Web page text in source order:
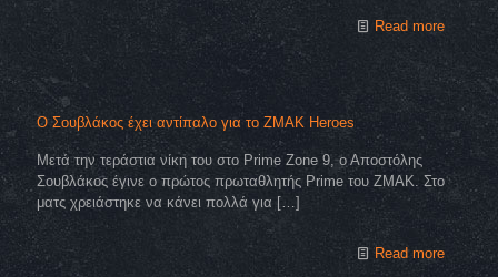
Read more
Ο Σουβλάκος έχει αντίπαλο για το ZMAK Heroes
Μετά την τεράστια νίκη του στο Prime Zone 9, ο Αποστόλης
Σουβλάκος έγινε ο πρώτος πρωταθλητής Prime του ΖΜΑΚ. Στο
ματς χρειάστηκε να κάνει πολλά για […]
Read more